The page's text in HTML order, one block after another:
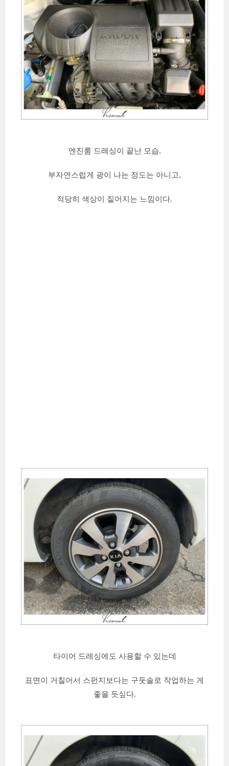
엔진룸 드레싱이 끝난 모습.
부자연스럽게 광이 나는 정도는 아니고,
적당히 색상이 짙어지는 느낌이다.
타이어 드레싱에도 사용할 수 있는데
표면이 거칠어서 스펀지보다는 구둣솔로 작업하는 게
좋을 듯싶다.